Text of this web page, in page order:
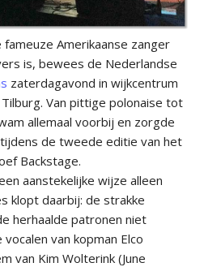
Amerikaanse zanger
is, bewees de Nederlandse
zaterdagavond in wijkcentrum
Van pittige polonaise tot
allemaal voorbij en zorgde
de tweede editie van het
Backstage.
aanstekelijke wijze alleen
klopt daarbij: de strakke
herhaalde patronen niet
van kopman Elco
van Kim Wolterink (June